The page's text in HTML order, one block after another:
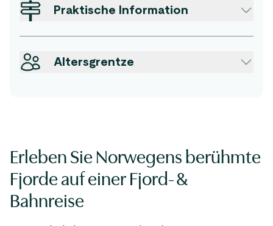
Praktische Information
Altersgrentze
Erleben Sie Norwegens berühmte
Fjorde auf einer Fjord- &
Bahnreise